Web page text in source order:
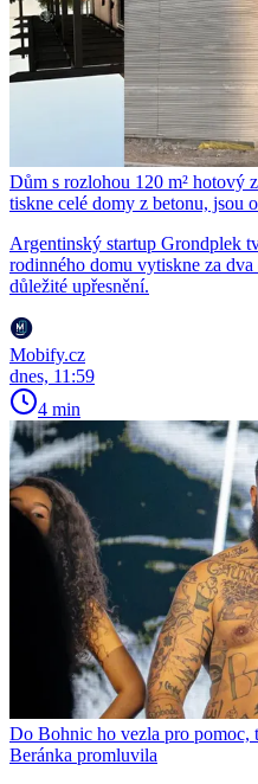
Dům s rozlohou 120 m² hotový
tiskne celé domy z betonu, jsou
Argentinský startup Grondplek
rodinného domu vytiskne za
důležité upřesnění.
Mobify.cz
dnes, 11:59
4 min
Do Bohnic ho vezla pro pomoc,
Beránka promluvila